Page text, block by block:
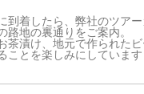
到着したら、弊社のツア
地の裏通りをご案内。
茶漬け、地元で作られた
ことを楽しみにしています